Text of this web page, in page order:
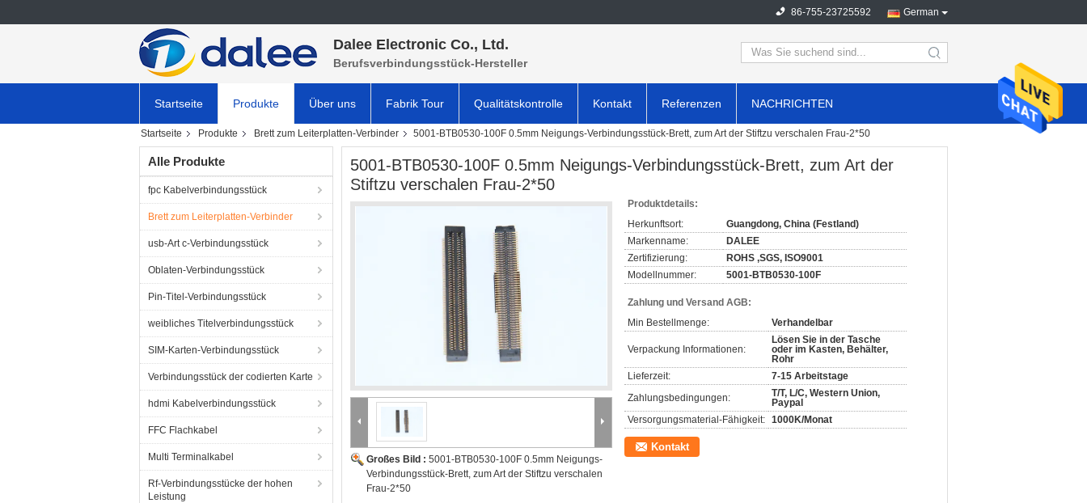
German
86-755-23725592
Dalee Electronic Co., Ltd.
Berufsverbindungsstück-Hersteller search
Startseite Produkte Über uns Fabrik Tour Qualitätskontrolle Kontakt Referenzen NACHRICHTEN
Startseite Produkte Brett zum Leiterplatten-Verbinder 5001-BTB0530-100F 0.5mm Neigungs-Verbindungsstück-Brett, zum Art der Stiftzu verschalen Frau-2*50
Alle Produkte
fpc Kabelverbindungsstück
Brett zum Leiterplatten-Verbinder
usb-Art c-Verbindungsstück
Oblaten-Verbindungsstück
Pin-Titel-Verbindungsstück
weibliches Titelverbindungsstück
SIM-Karten-Verbindungsstück
Verbindungsstück der codierten Karte
hdmi Kabelverbindungsstück
FFC Flachkabel
Multi Terminalkabel
Rf-Verbindungsstücke der hohen
Leistung
5001-BTB0530-100F 0.5mm Neigungs-Verbindungsstück-Brett, zum Art der
Stiftzu verschalen Frau-2*50
Großes Bild : 5001-BTB0530-100F 0.5mm Neigungs-
Verbindungsstück-Brett, zum Art der Stiftzu verschalen
Frau-2*50
Produktdetails:
Herkunftsort:
Guangdong, China (Festland)
Markenname:
DALEE
Zertifizierung:
ROHS ,SGS, ISO9001
Modellnummer:
5001-BTB0530-100F
Zahlung und Versand AGB:
Min Bestellmenge:
Verhandelbar
Verpackung Informationen:
Lösen Sie in der Tasche
oder im Kasten, Behälter,
Rohr
Lieferzeit:
7-15 Arbeitstage
Zahlungsbedingungen:
T/T, L/C, Western Union,
Paypal
Versorgungsmaterial-Fähigkeit: 1000K/Monat
Kontakt